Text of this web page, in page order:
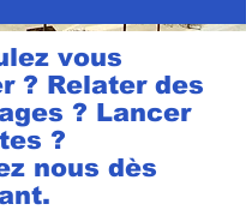
vous
? Relater des
? Lancer
?
nous dès